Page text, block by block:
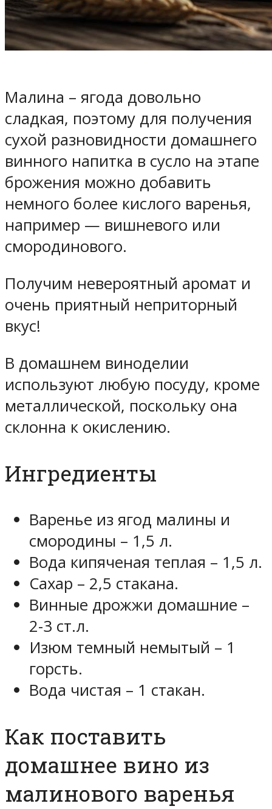
Малина – ягода довольно
сладкая, поэтому для получения
сухой разновидности домашнего
винного напитка в сусло на этапе
брожения можно добавить
немного более кислого варенья,
например — вишневого или
смородинового.
Получим невероятный аромат и
очень приятный неприторный
вкус!
В домашнем виноделии
используют любую посуду, кроме
металлической, поскольку она
склонна к окислению.
Ингредиенты
Варенье из ягод малины и
смородины – 1,5 л.
Вода кипяченая теплая – 1,5 л.
Сахар – 2,5 стакана.
Винные дрожжи домашние –
2-3 ст.л.
Изюм темный немытый – 1
горсть.
Вода чистая – 1 стакан.
Как поставить
домашнее вино из
малинового варенья